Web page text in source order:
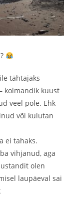
tähtajaks
kolmandik kuust
veel pole. Ehk
või kulutan
ei tahaks.
vihjanud, aga
olen
laupäeval sai